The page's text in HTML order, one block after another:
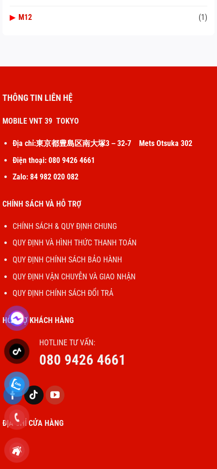
▶ M12 (1)
THÔNG TIN LIÊN HỆ
MOBILE VNT 39 TOKYO
Địa chỉ:東京都豊島区南大塚3－32‐7 Mets Otsuka 302
Điện thoại: 080 9426 4661
Zalo: 84 982 020 082
CHÍNH SÁCH VÀ HỖ TRỢ
CHÍNH SÁCH & QUY ĐỊNH CHUNG
QUY ĐỊNH VÀ HÌNH THỨC THANH TOÁN
QUY ĐỊNH CHÍNH SÁCH BẢO HÀNH
QUY ĐỊNH VẬN CHUYỄN VÀ GIAO NHẬN
QUY ĐỊNH CHÍNH SÁCH ĐỔI TRẢ
HỖ TRỢ KHÁCH HÀNG
HOTLINE TƯ VẤN:
080 9426 4661
ĐỊA CHỈ CỬA HÀNG